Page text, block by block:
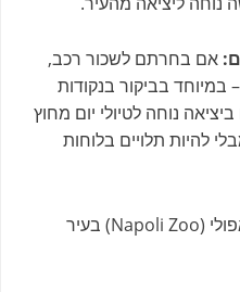
אם בחרתם לשכור רכב,
בביקור בנקודות
ביציאה נוחה לטיולי יום מחוץ
להיות תלויים בלוחות